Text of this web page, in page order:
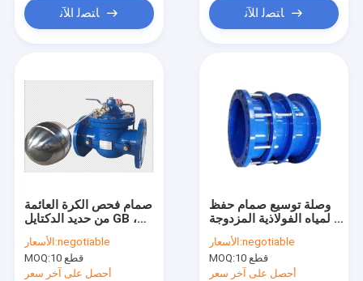
المنتجات
حول بنا
اتصل بنا
صمام بوابة ذو حواف
صمام كروي ذو حواف
ﺎﺘﺼﻟ ﺍﻶﻧ ﺎﺘﺼﻟ ﺍﻶﻧ
صمام فحص الكرة العائمة
من حديد الدكتايل GB ،
صمام كروي مضاد
للأكسدة نوع عائم
الأسعار:negotiable
MOQ:
10 قطع
أحصل على آخر سعر
وصلة توسيع صمام حفظ
المياه الفولاذية المزدوجة
الأسعار:negotiable
MOQ:
10 قطع
أحصل على آخر سعر